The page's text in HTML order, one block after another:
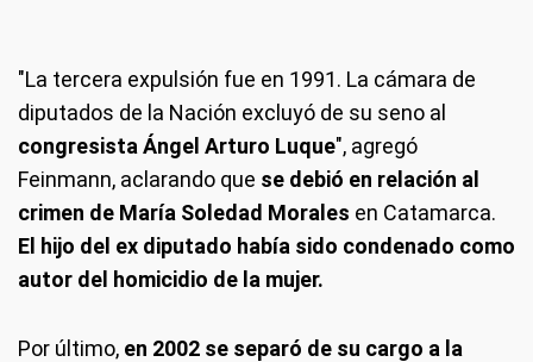
"La tercera expulsión fue en 1991. La cámara de
diputados de la Nación excluyó de su seno al
congresista Ángel Arturo Luque", agregó
Feinmann, aclarando que se debió en relación al
crimen de María Soledad Morales en Catamarca.
El hijo del ex diputado había sido condenado como
autor del homicidio de la mujer.
Por último, en 2002 se separó de su cargo a la